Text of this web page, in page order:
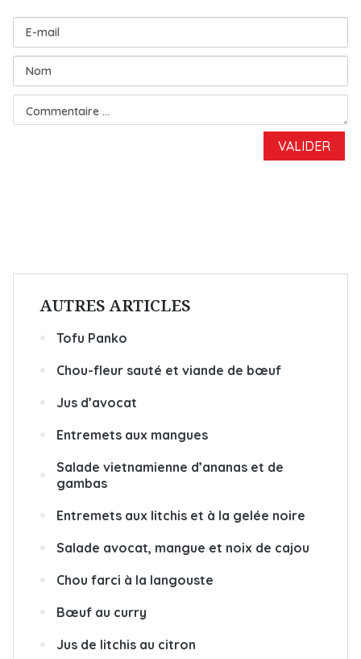
AUTRES ARTICLES
Tofu Panko
Chou-fleur sauté et viande de bœuf
Jus d’avocat
Entremets aux mangues
Salade vietnamienne d’ananas et de
gambas
Entremets aux litchis et à la gelée noire
Salade avocat, mangue et noix de cajou
Chou farci à la langouste
Bœuf au curry
Jus de litchis au citron